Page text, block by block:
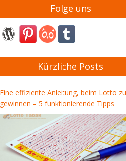
Folge uns
Kürzliche Posts
Eine effiziente Anleitung, beim Lotto zu
gewinnen – 5 funktionierende Tipps